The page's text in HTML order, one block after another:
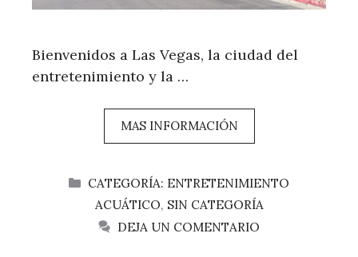
Bienvenidos a Las Vegas, la ciudad del
entretenimiento y la …
MAS INFORMACIÓN
CATEGORÍAS
CATEGORÍA: ENTRETENIMIENTO
ACUÁTICO, SIN CATEGORÍA
DEJA UN COMENTARIO